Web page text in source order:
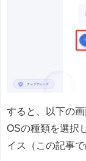
すると、以下の
OSの種類を選択
イス（この記事